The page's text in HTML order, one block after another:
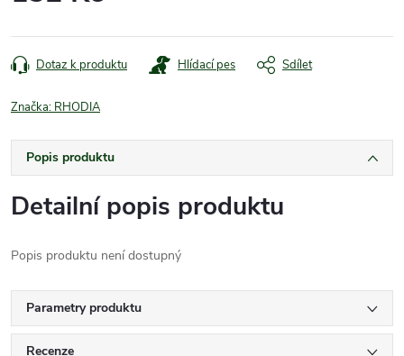
cena:
Dotaz k produktu Hlídací pes Sdílet
Značka: RHODIA
Popis produktu
Detailní popis produktu
Popis produktu není dostupný
Parametry produktu
Recenze